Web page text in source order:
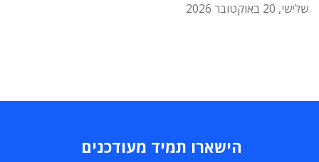
שלישי, 20 באוקטובר 2026
הישארו תמיד מעודכנים